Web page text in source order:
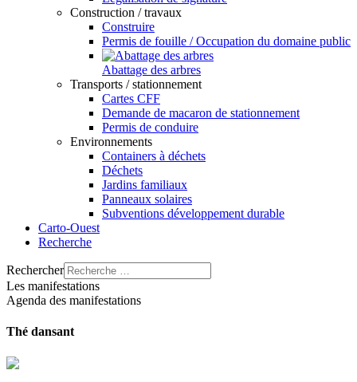
Construction / travaux
Construire
Permis de fouille / Occupation du domaine public
Abattage des arbres
Transports / stationnement
Cartes CFF
Demande de macaron de stationnement
Permis de conduire
Environnements
Containers à déchets
Déchets
Jardins familiaux
Panneaux solaires
Subventions développement durable
Carto-Ouest
Recherche
Rechercher
Les manifestations
Agenda des manifestations
Thé dansant